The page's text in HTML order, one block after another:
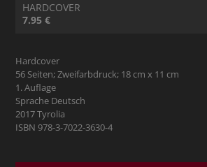
HARDCOVER
7.95 €
Hardcover
56 Seiten; Zweifarbdruck; 18 cm x 11 cm
1. Auflage
Sprache Deutsch
2017 Tyrolia
ISBN 978-3-7022-3630-4